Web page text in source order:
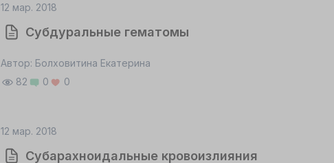
12 мар. 2018
Субдуральные гематомы
Автор: Болховитина Екатерина
82
0 0
12 мар. 2018
Субарахноидальные кровоизлияния